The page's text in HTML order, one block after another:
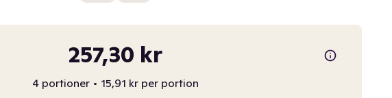
257,30 kr
4 portioner • 15,91 kr per portion